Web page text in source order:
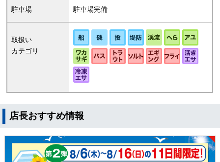
駐車場 駐車場完備
取扱い
カテゴリ
店長おすすめ情報